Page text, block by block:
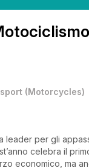
(Motorcycles)
leader per gli
celebra il
economico, ma